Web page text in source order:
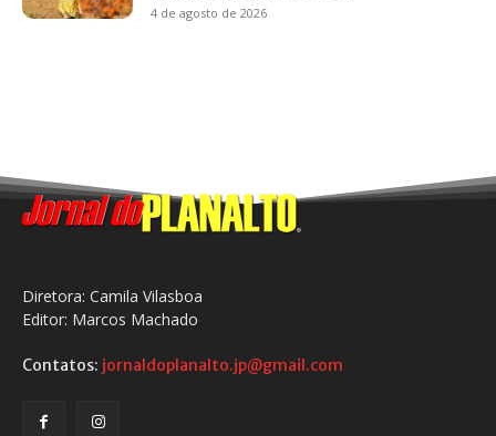
4 de agosto de 2026
Diretora: Camila Vilasboa
Editor: Marcos Machado
Contatos: jornaldoplanalto.jp@gmail.com